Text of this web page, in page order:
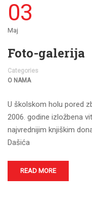
03
Maj
Foto-galerija
Categories
O NAMA
U školskom holu pored
2006. godine izložbena
najvrednijim knjiškim
Dašića
READ MORE